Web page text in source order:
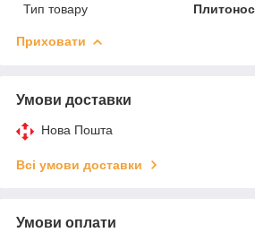
Тип товару
Приховати
Умови доставки
Нова Пошта
Всі умови доставки
Умови оплати